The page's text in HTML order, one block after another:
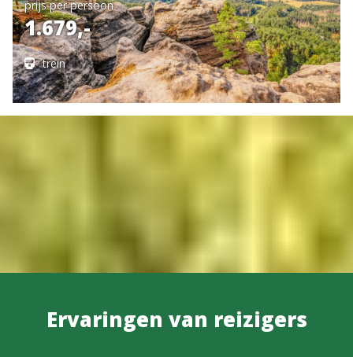
prijs per persoon
1.679,-
trein
Ervaringen van reizigers